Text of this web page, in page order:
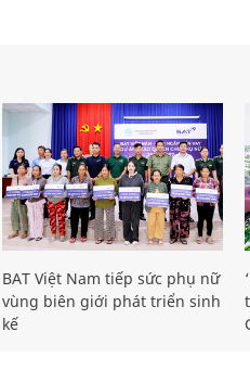
BAT Việt Nam tiếp sức phụ nữ
vùng biên giới phát triển sinh
kế